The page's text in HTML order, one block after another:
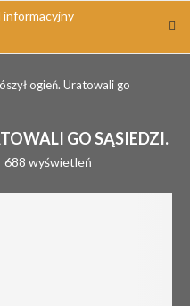
ogień. Uratowali go
GO SĄSIEDZI.
688 wyświetleń